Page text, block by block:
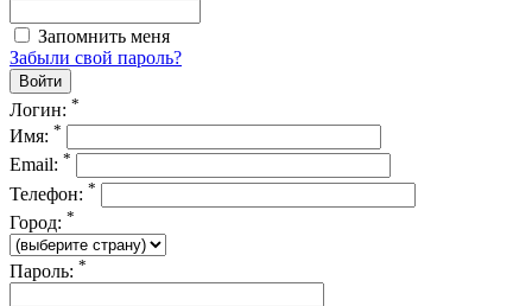
Запомнить меня
Забыли свой пароль?
Логин: *
Имя: *
Email: *
Телефон: *
Город: *
Пароль: *